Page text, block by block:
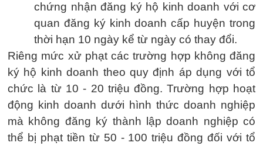
chứng nhận đăng ký hộ kinh doanh với cơ
quan đăng ký kinh doanh cấp huyện trong
thời hạn 10 ngày kể từ ngày có thay đổi.
Riêng mức xử phạt các trường hợp không đăng
ký hộ kinh doanh theo quy định áp dụng với tổ
chức là từ 10 - 20 triệu đồng. Trường hợp hoạt
động kinh doanh dưới hình thức doanh nghiệp
mà không đăng ký thành lập doanh nghiệp có
thể bị phạt tiền từ 50 - 100 triệu đồng đối với tổ